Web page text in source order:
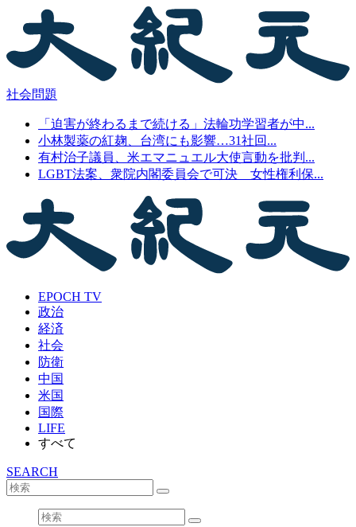
社会問題
「迫害が終わるまで続ける」法輪功学習者が中...
小林製薬の紅麹、台湾にも影響…31社回...
有村治子議員、米エマニュエル大使言動を批判...
LGBT法案、衆院内閣委員会で可決 女性権利保...
EPOCH TV
政治
経済
社会
防衛
中国
米国
国際
LIFE
すべて
SEARCH